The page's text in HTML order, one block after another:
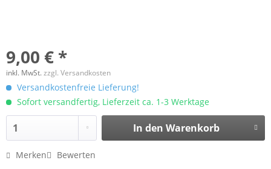
9,00 € *
inkl. MwSt.zzgl. Versandkosten
Versandkostenfreie Lieferung!
Sofort versandfertig, Lieferzeit ca. 1-3 Werktage
In den Warenkorb
Merken Bewerten